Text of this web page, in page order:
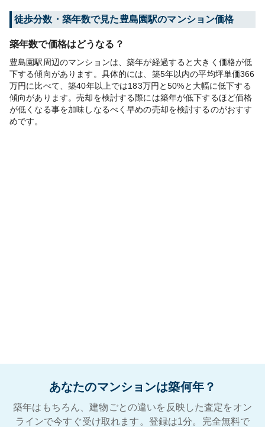
徒歩分数・築年数で見た豊島園駅のマンション価格
築年数で価格はどうなる？
豊島園駅周辺のマンションは、築年が経過すると大きく価格が低
下する傾向があります。具体的には、築5年以内の平均坪単価366
万円に比べて、築40年以上では183万円と50%と大幅に低下する
傾向があります。売却を検討する際には築年が低下するほど価格
が低くなる事を加味しなるべく早めの売却を検討するのがおすす
めです。
あなたのマンションは築何年？
築年はもちろん、建物ごとの違いを反映した査定をオン
ラインで今すぐ受け取れます。登録は1分。完全無料で